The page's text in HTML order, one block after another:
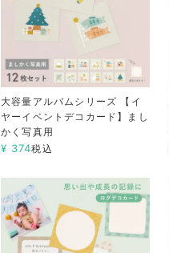
大容量アルバムシリーズ 【イ
ヤーイベントデコカード】まし
かく写真用
¥ 374税込